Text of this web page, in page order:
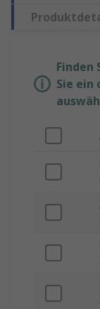
Finden
Sie ein